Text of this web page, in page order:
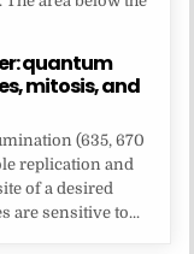
quantum
mitosis, and
(635, 670
replication and
of a desired
are sensitive to...